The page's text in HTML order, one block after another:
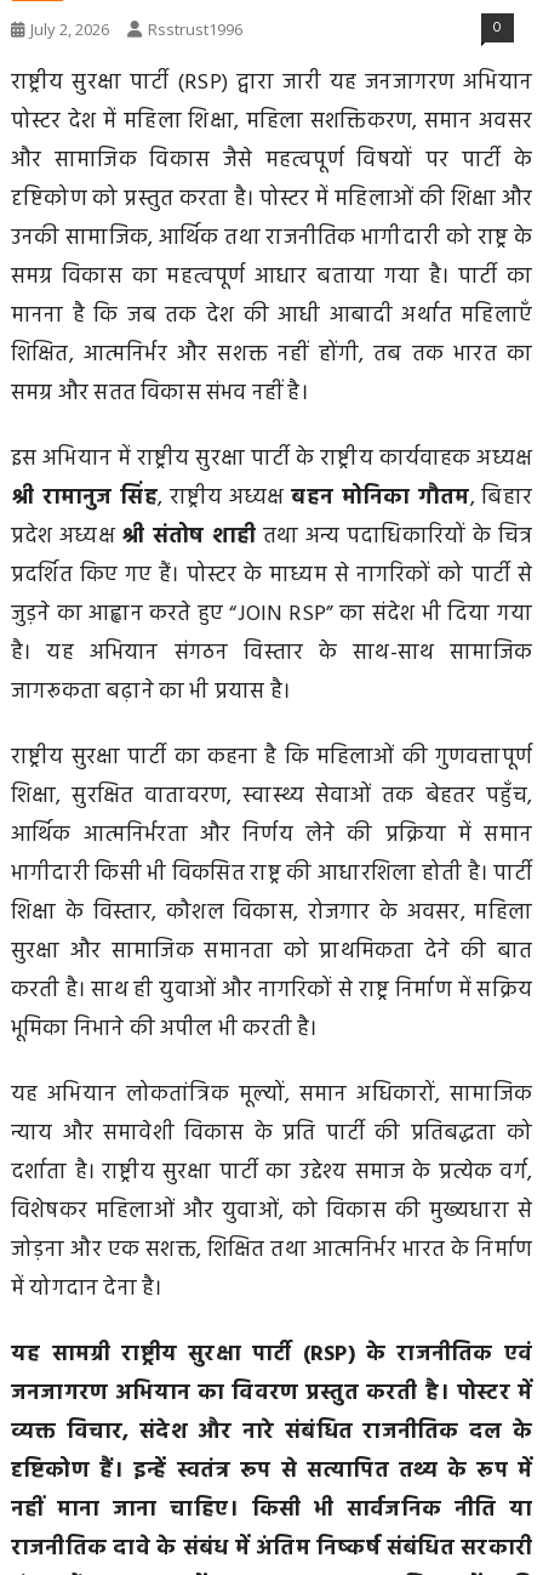
July 2, 2026
Rsstrust1996 0
राष्ट्रीय सुरक्षा पार्टी (RSP) द्वारा जारी यह जनजागरण अभियान
पोस्टर देश में महिला शिक्षा, महिला सशक्तिकरण, समान अवसर
और सामाजिक विकास जैसे महत्वपूर्ण विषयों पर पार्टी के
दृष्टिकोण को प्रस्तुत करता है। पोस्टर में महिलाओं की शिक्षा और
उनकी सामाजिक, आर्थिक तथा राजनीतिक भागीदारी को राष्ट्र के
समग्र विकास का महत्वपूर्ण आधार बताया गया है। पार्टी का
मानना है कि जब तक देश की आधी आबादी अर्थात महिलाएँ
शिक्षित, आत्मनिर्भर और सशक्त नहीं होंगी, तब तक भारत का
समग्र और सतत विकास संभव नहीं है।
इस अभियान में राष्ट्रीय सुरक्षा पार्टी के राष्ट्रीय कार्यवाहक अध्यक्ष
श्री रामानुज सिंह, राष्ट्रीय अध्यक्षबहन मोनिका गौतम, बिहार
प्रदेश अध्यक्षश्री संतोष शाही तथा अन्य पदाधिकारियों के चित्र
प्रदर्शित किए गए हैं। पोस्टर के माध्यम से नागरिकों को पार्टी से
जुड़ने का आह्वान करते हुए “JOIN RSP” का संदेश भी दिया गया
है। यह अभियान संगठन विस्तार के साथ-साथ सामाजिक
जागरूकता बढ़ाने का भी प्रयास है।
राष्ट्रीय सुरक्षा पार्टी का कहना है कि महिलाओं की गुणवत्तापूर्ण
शिक्षा, सुरक्षित वातावरण, स्वास्थ्य सेवाओं तक बेहतर पहुँच,
आर्थिक आत्मनिर्भरता और निर्णय लेने की प्रक्रिया में समान
भागीदारी किसी भी विकसित राष्ट्र की आधारशिला होती है। पार्टी
शिक्षा के विस्तार, कौशल विकास, रोजगार के अवसर, महिला
सुरक्षा और सामाजिक समानता को प्राथमिकता देने की बात
करती है। साथ ही युवाओं और नागरिकों से राष्ट्र निर्माण में सक्रिय
भूमिका निभाने की अपील भी करती है।
यह अभियान लोकतांत्रिक मूल्यों, समान अधिकारों, सामाजिक
न्याय और समावेशी विकास के प्रति पार्टी की प्रतिबद्धता को
दर्शाता है। राष्ट्रीय सुरक्षा पार्टी का उद्देश्य समाज के प्रत्येक वर्ग,
विशेषकर महिलाओं और युवाओं, को विकास की मुख्यधारा से
जोड़ना और एक सशक्त, शिक्षित तथा आत्मनिर्भर भारत के निर्माण
में योगदान देना है।
यह सामग्री राष्ट्रीय सुरक्षा पार्टी (RSP) के राजनीतिक एवं
जनजागरण अभियान का विवरण प्रस्तुत करती है। पोस्टर में
व्यक्त विचार, संदेश और नारे संबंधित राजनीतिक दल के
दृष्टिकोण हैं। इन्हें स्वतंत्र रूप से सत्यापित तथ्य के रूप में
नहीं माना जाना चाहिए। किसी भी सार्वजनिक नीति या
राजनीतिक दावे के संबंध में अंतिम निष्कर्ष संबंधित सरकारी